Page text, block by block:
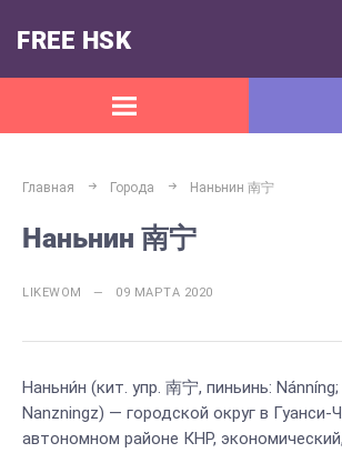
FREE HSK
Главная Города Наньнин 南宁
Наньнин 南宁
LIKEWOM — 09 МАРТА 2020
Наньни́н (кит. упр. 南宁, пиньинь:
Nanzningz) — городской округ в Гуанси-
автономном районе КНР, экономический,